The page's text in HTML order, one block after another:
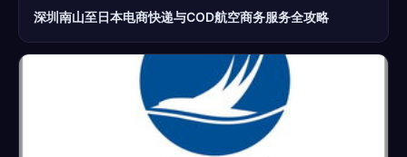
深圳南山至日本电商快递与COD航空商务服务全攻略